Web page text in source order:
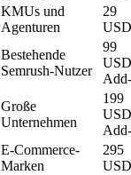
KMUs und
Agenturen
29
Bestehende
Semrush-Nutzer
99
Große
Unternehmen
199
E-Commerce-
Marken
295